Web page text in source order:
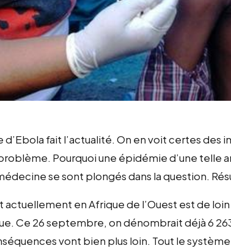
d’Ebola fait l’actualité. On en voit certes des
Pourquoi une épidémie d’une telle
se sont plongés dans la question.
actuellement en Afrique de l’Ouest est de
Ce 26 septembre, on dénombrait déjà 6
vont bien plus loin. Tout le